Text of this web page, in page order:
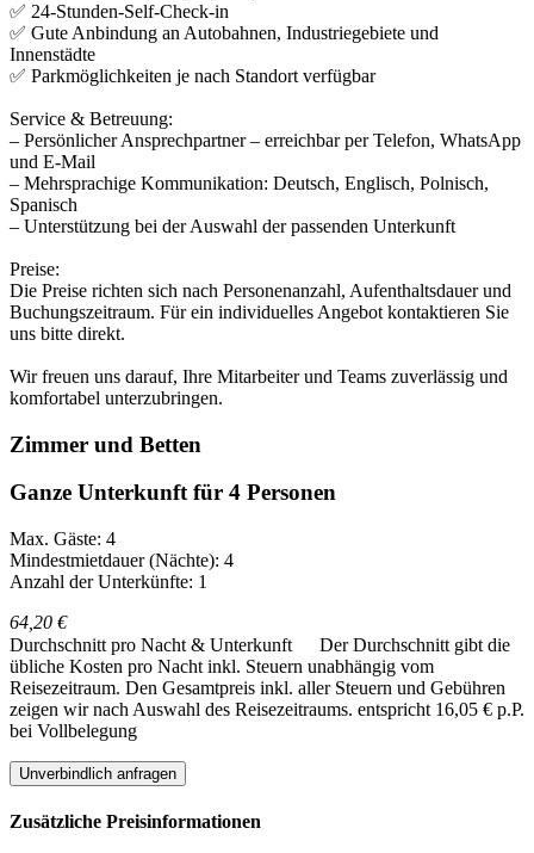
✅ 24-Stunden-Self-Check-in
✅ Gute Anbindung an Autobahnen, Industriegebiete und
Innenstädte
✅ Parkmöglichkeiten je nach Standort verfügbar
Service & Betreuung:
– Persönlicher Ansprechpartner – erreichbar per Telefon, WhatsApp
und E-Mail
– Mehrsprachige Kommunikation: Deutsch, Englisch, Polnisch,
Spanisch
– Unterstützung bei der Auswahl der passenden Unterkunft
Preise:
Die Preise richten sich nach Personenanzahl, Aufenthaltsdauer und
Buchungszeitraum. Für ein individuelles Angebot kontaktieren Sie
uns bitte direkt.
Wir freuen uns darauf, Ihre Mitarbeiter und Teams zuverlässig und
komfortabel unterzubringen.
Zimmer und Betten
Ganze Unterkunft für 4 Personen
Max. Gäste: 4
Mindestmietdauer (Nächte): 4
Anzahl der Unterkünfte: 1
64,20 €
Durchschnitt pro Nacht & Unterkunft
Der Durchschnitt gibt die
übliche Kosten pro Nacht inkl. Steuern unabhängig vom
Reisezeitraum. Den Gesamtpreis inkl. aller Steuern und Gebühren
zeigen wir nach Auswahl des Reisezeitraums. entspricht 16,05 € p.P.
bei Vollbelegung
Unverbindlich anfragen
Zusätzliche Preisinformationen